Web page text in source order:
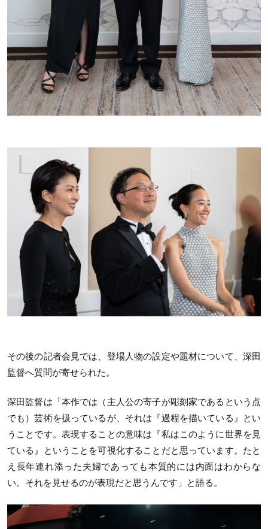
その後の記者会見では、登場人物の設定や題材について、深田
監督へ質問が寄せられた。
深田監督は「本作では（主人公の寄子が彫刻家であるという点
でも）芸術を扱っているが、それは『過程を描いている』とい
うことです。表現することの意味は『私はこのように世界を見
ている』ということを可視化することだと思っています。たと
え長年連れ添った夫婦であっても本質的には内面はわからな
い。それを見せるのが表現だと思うんです」と語る。